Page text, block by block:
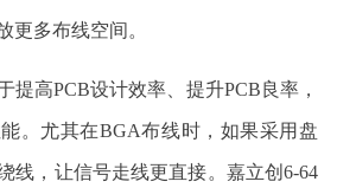
更多布线空间。
提高PCB设计效率、提升PCB良率，
。尤其在BGA布线时，如果采用盘
线，让信号走线更直接。嘉立创6-64